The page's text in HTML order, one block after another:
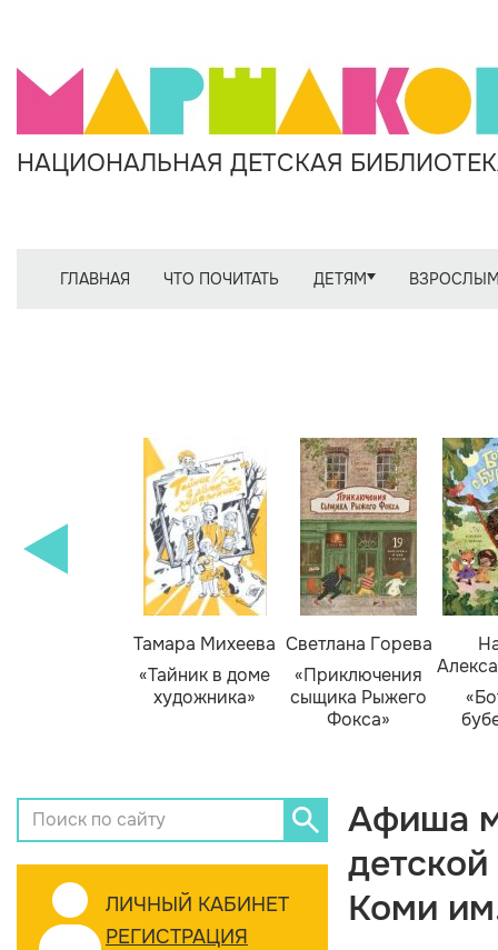
НАЦИОНАЛЬНАЯ ДЕТСКАЯ
ГЛАВНАЯ ЧТО ПОЧИТАТЬ ДЕТЯМ
Тамара Михеева
«Тайник в доме
художника»
Светлана Горева
«Приключения
сыщика Рыжего
Фокса»
ЛИЧНЫЙ КАБИНЕТ
РЕГИСТРАЦИЯ
Афиша
Коми